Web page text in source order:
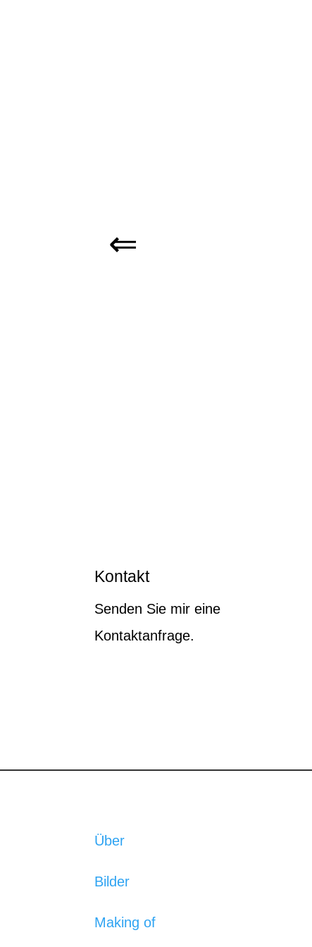
Kontakt
Senden Sie mir eine
Kontaktanfrage.
Über
Bilder
Making of